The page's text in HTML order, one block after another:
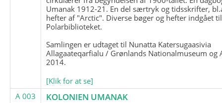
Umanak 1912-21. En del særtryk og tidsskrifter,
hefter af "Arctic". Diverse bøger og hefter indgået til
Polarbiblioteket.
Samlingen er udtaget til Nunatta Katersugaasivia
Allagaateqarfialu / Grønlands Nationalmuseum og
2014.
[Klik for at se]
A 003
KOLONIEN UMANAK